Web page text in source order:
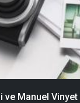
ve Manuel